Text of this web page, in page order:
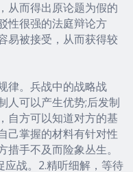
从而得出原论题为假的
性很强的法庭辩论方
易被接受，从而获得较
。兵战中的战略战
人可以产生优势;后发制
自方可以知道对方的基
己掌握的材料有针对性
手不及而险象丛生。
应战。2.精听细解，等待